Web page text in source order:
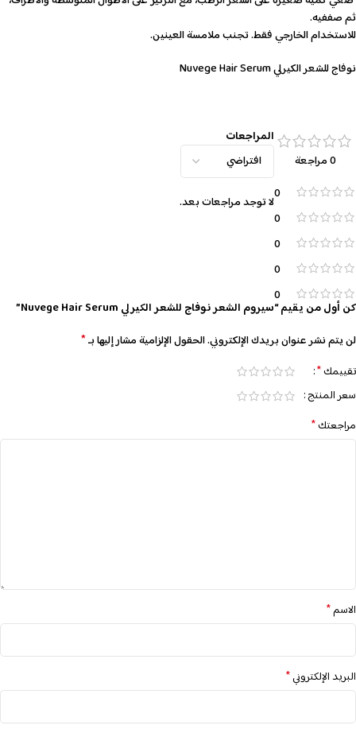
ثم صففيه.
للاستخدام الخارجي فقط. تجنب ملامسة العينين.
نوفاج للشعر الكيرلي Nuvege Hair Serum
0 مراجعة
0
0
0
0
0
المراجعات
لا توجد مراجعات بعد.
كن أول من يقيم “سيروم الشعر نوفاج للشعر الكيرلي Nuvege Hair Serum”
لن يتم نشر عنوان بريدك الإلكتروني.الحقول الإلزامية مشار إليها بـ*
تقييمك*
سعر المنتج
مراجعتك*
الاسم*
البريد الإلكتروني*